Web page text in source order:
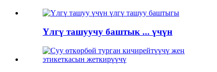
Үлгү ташуучу баштык ... үчүн